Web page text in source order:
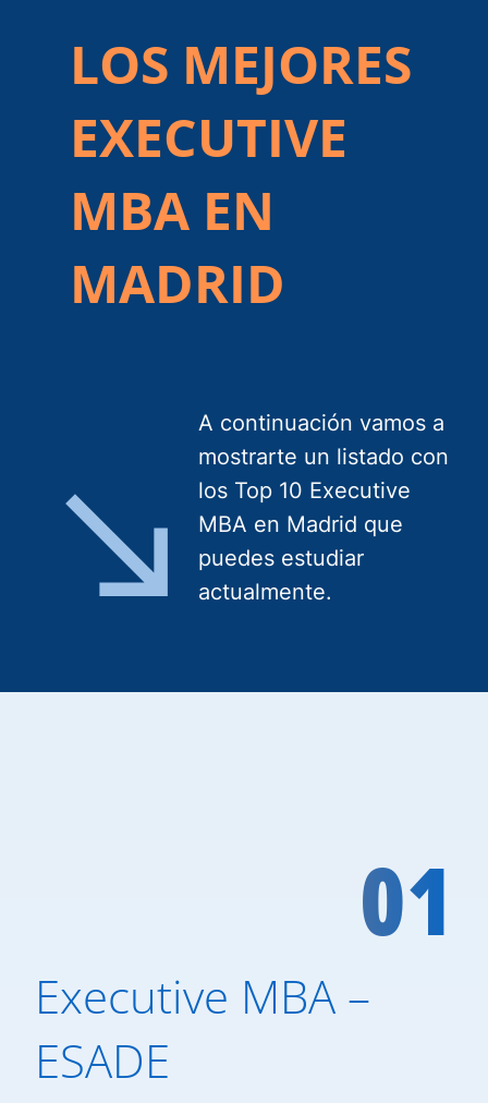
LOS MEJORES
EXECUTIVE
MBA EN
MADRID
A continuación vamos a
mostrarte un listado con
los Top 10 Executive
MBA en Madrid que
puedes estudiar
actualmente.
01
Executive MBA –
ESADE